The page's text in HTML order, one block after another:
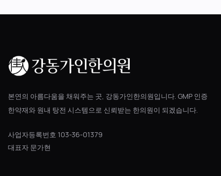
본연의 아름다움을 채워주는 곳, 강동가인한의원입니다. GMP 인증
한약재와 원내 탕전 시스템으로 신뢰받는 한의원이 되겠습니다.
사업자등록번호 103-36-01379
대표자 문가현